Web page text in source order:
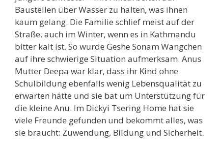
Baustellen über Wasser zu halten, was ihnen
kaum gelang. Die Familie schlief meist auf der
Straße, auch im Winter, wenn es in Kathmandu
bitter kalt ist. So wurde Geshe Sonam Wangchen
auf ihre schwierige Situation aufmerksam. Anus
Mutter Deepa war klar, dass ihr Kind ohne
Schulbildung ebenfalls wenig Lebensqualität zu
erwarten hätte und sie bat um Unterstützung für
die kleine Anu. Im Dickyi Tsering Home hat sie
viele Freunde gefunden und bekommt alles, was
sie braucht: Zuwendung, Bildung und Sicherheit.